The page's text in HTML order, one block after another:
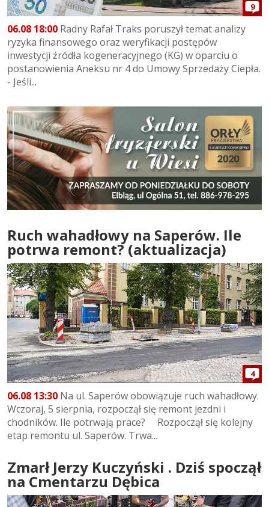
9
06.08 18:00 Radny Rafał Traks poruszył temat analizy
ryzyka finansowego oraz weryfikacji postępów
inwestycji źródła kogeneracyjnego (KG) w oparciu o
postanowienia Aneksu nr 4 do Umowy Sprzedaży Ciepła.
- Jeśli...
Ruch wahadłowy na Saperów. Ile
potrwa remont? (aktualizacja)
4
06.08 13:30 Na ul. Saperów obowiązuje ruch wahadłowy.
Wczoraj, 5 sierpnia, rozpoczął się remont jezdni i
chodników. Ile potrwają prace? Rozpoczął się kolejny
etap remontu ul. Saperów. Trwa...
Zmarł Jerzy Kuczyński . Dziś spoczął
na Cmentarzu Dębica